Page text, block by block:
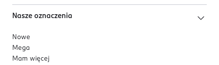
Nasze oznaczenia
Nowe
Mega
Mam więcej